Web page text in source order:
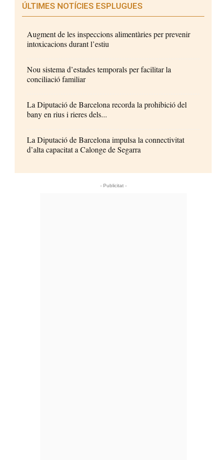
ÚLTIMES NOTÍCIES ESPLUGUES
Augment de les inspeccions alimentàries per prevenir
intoxicacions durant l’estiu
Nou sistema d’estades temporals per facilitar la
conciliació familiar
La Diputació de Barcelona recorda la prohibició del
bany en rius i rieres dels...
La Diputació de Barcelona impulsa la connectivitat
d’alta capacitat a Calonge de Segarra
- Publicitat -